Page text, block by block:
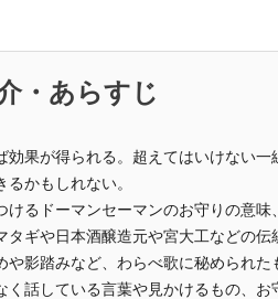
・あらすじ
効果が得られる。超えてはいけない
るかもしれない。
けるドーマンセーマンのお守りの意
タギや日本酒醸造元や宮大工などの伝
や影踏みなど、わらべ歌に秘められた
く話している言葉や見かけるもの、